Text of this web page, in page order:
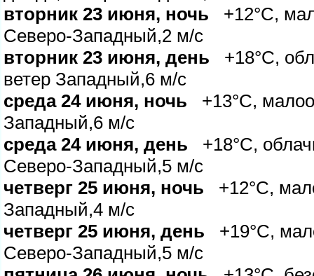
торник 23 июня, ночь +12°C,
Северо-Западный,2 м/с
торник 23 июня, день +18°C,
етер Западный,6 м/с
среда 24 июня, ночь +13°C,
Западный,6 м/с
среда 24 июня, день +18°C,
Северо-Западный,5 м/с
четверг 25 июня, ночь +12°C,
Западный,4 м/с
четверг 25 июня, день +19°C,
Северо-Западный,5 м/с